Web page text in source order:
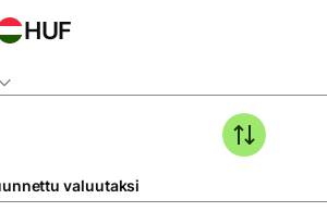
HUF
valuutaksi